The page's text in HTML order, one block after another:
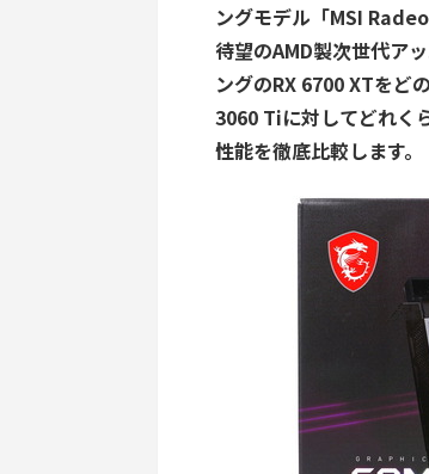
ングモデル「MSI
待望のAMD製次世代ア
ングのRX 6700 XTをど
3060 Tiに対してどれく
性能を徹底比較します。